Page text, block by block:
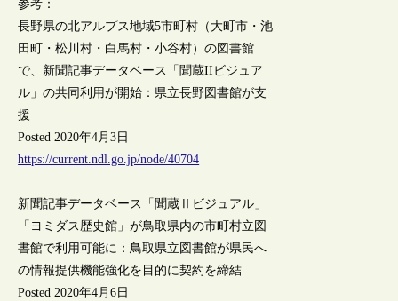
参考：
長野県の北アルプス地域5市町村（大町市・池
田町・松川村・白馬村・小谷村）の図書館
で、新聞記事データベース「聞蔵IIビジュア
ル」の共同利用が開始：県立長野図書館が支
援
Posted 2020年4月3日
https://current.ndl.go.jp/node/40704
新聞記事データベース「聞蔵Ⅱビジュアル」
「ヨミダス歴史館」が鳥取県内の市町村立図
書館で利用可能に：鳥取県立図書館が県民へ
の情報提供機能強化を目的に契約を締結
Posted 2020年4月6日